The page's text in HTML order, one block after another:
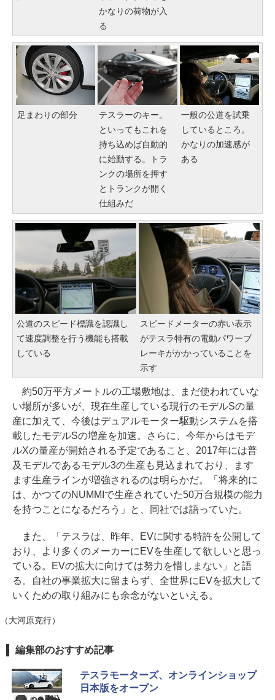
かなりの荷物が入
る
足まわりの部分
テスラーのキー。
といってもこれを
持ち込めば自動的
に始動する。トラ
ンクの場所を押す
とトランクが開く
仕組みだ
一般の公道を試乗
しているところ。
かなりの加速感が
ある
公道のスピード標識を認識し
て速度調整を行う機能も搭載
している
スピードメーターの赤い表示
がテスラ特有の電動パワーブ
レーキがかかっていることを
示す
約50万平方メートルの工場敷地は、まだ使われていな
い場所が多いが、現在生産している現行のモデルSの量
産に加えて、今後はデュアルモーター駆動システムを搭
載したモデルSの増産を加速。さらに、今年からはモデ
ルXの量産が開始される予定であること、2017年には普
及モデルであるモデル3の生産も見込まれており、ます
ます生産ラインが増強されるのは明らかだ。「将来的に
は、かつてのNUMMIで生産されていた50万台規模の能力
を持つことになるだろう」と、同社では語っていた。
また、「テスラは、昨年、EVに関する特許を公開して
おり、より多くのメーカーにEVを生産して欲しいと思っ
ている。EVの拡大に向けては努力を惜しまない」と語
る。自社の事業拡大に留まらず、全世界にEVを拡大して
いくための取り組みにも余念がないといえる。
（大河原克行）
編集部のおすすめ記事
テスラモーターズ、オンラインショップ
日本版をオープン